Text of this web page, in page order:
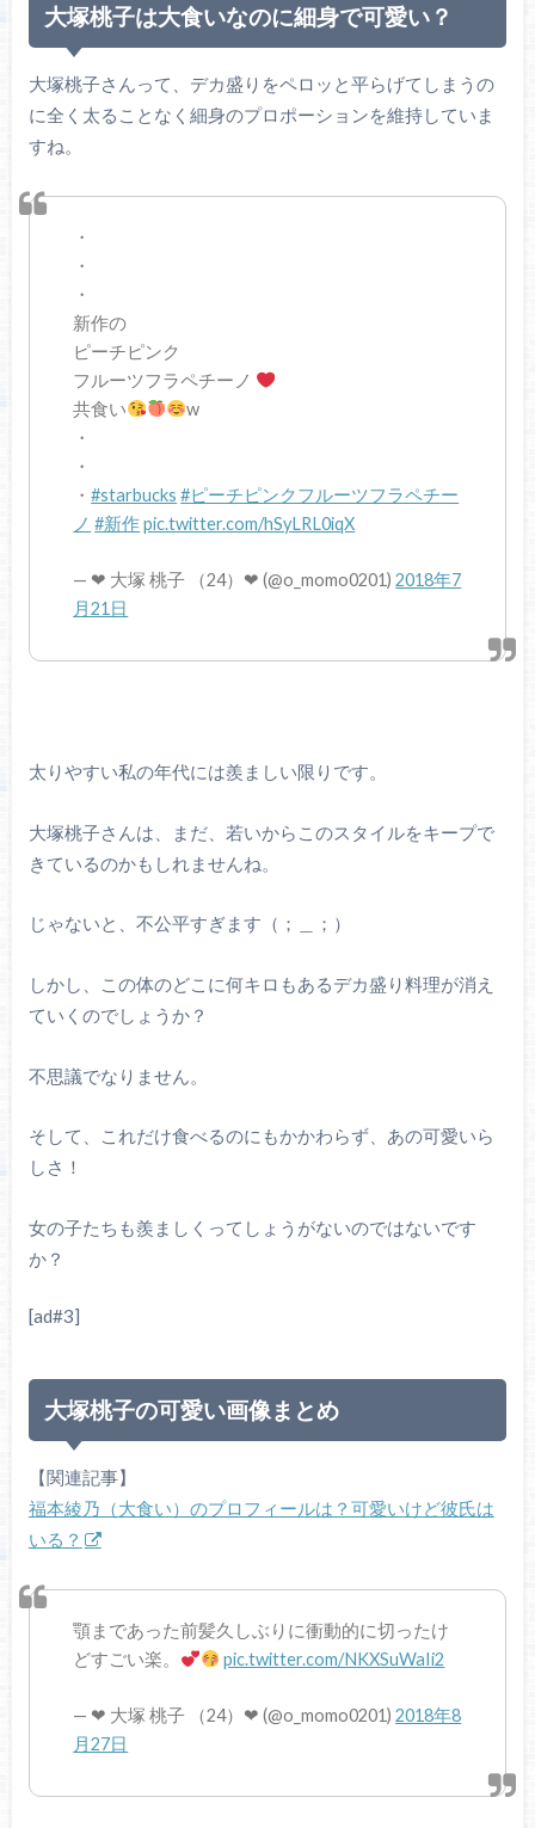
大塚桃子は大食いなのに細身で可愛い？
大塚桃子さんって、デカ盛りをペロッと平らげてしまうの
に全く太ることなく細身のプロポーションを維持していま
すね。
・
・
・
新作の
ピーチピンク
フルーツフラペチーノ
共食い
w
・
・
・#starbucks #ピーチピンクフルーツフラペチー
ノ #新作pic.twitter.com/hSyLRL0iqX
— ❤︎ 大塚 桃子 （24）❤︎ (@o_momo0201)2018年7
月21日
太りやすい私の年代には羨ましい限りです。
大塚桃子さんは、まだ、若いからこのスタイルをキープで
きているのかもしれませんね。
じゃないと、不公平すぎます（；＿；）
しかし、この体のどこに何キロもあるデカ盛り料理が消え
ていくのでしょうか？
不思議でなりません。
そして、これだけ食べるのにもかかわらず、あの可愛いら
しさ！
女の子たちも羨ましくってしょうがないのではないです
か？
[ad#3]
大塚桃子の可愛い画像まとめ
【関連記事】
福本綾乃（大食い）のプロフィールは？可愛いけど彼氏は
いる？
顎まであった前髪久しぶりに衝動的に切ったけ
どすごい楽。
pic.twitter.com/NKXSuWaIi2
— ❤︎ 大塚 桃子 （24）❤︎ (@o_momo0201)2018年8
月27日